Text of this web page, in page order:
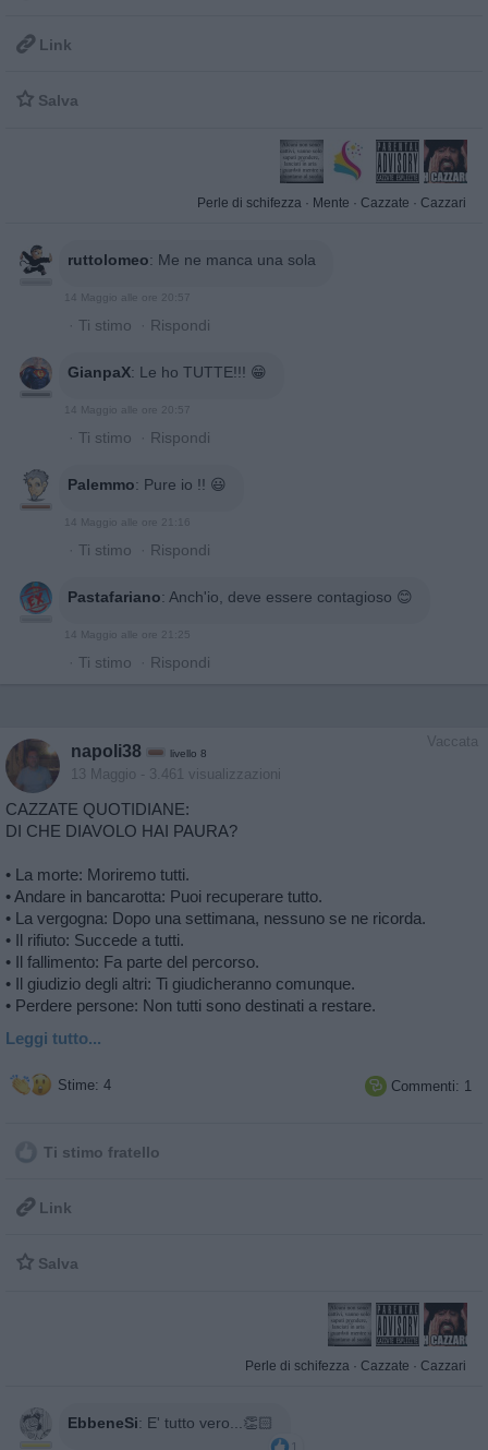
 Link
 Salva
Perle di schifezza · Mente · Cazzate · Cazzari
ruttolomeo: Me ne manca una sola
14 Maggio alle ore 20:57
· Ti stimo · Rispondi
GianpaX: Le ho TUTTE!!! 😁
14 Maggio alle ore 20:57
· Ti stimo · Rispondi
Palemmo: Pure io !! 😃
14 Maggio alle ore 21:16
· Ti stimo · Rispondi
Pastafariano: Anch'io, deve essere contagioso 😊
14 Maggio alle ore 21:25
· Ti stimo · Rispondi
Vaccata
napoli38 livello 8
13 Maggio - 3.461 visualizzazioni
CAZZATE QUOTIDIANE:
DI CHE DIAVOLO HAI PAURA?
• La morte: Moriremo tutti.
• Andare in bancarotta: Puoi recuperare tutto.
• La vergogna: Dopo una settimana, nessuno se ne ricorda.
• Il rifiuto: Succede a tutti.
• Il fallimento: Fa parte del percorso.
• Il giudizio degli altri: Ti giudicheranno comunque.
• Perdere persone: Non tutti sono destinati a restare.
Leggi tutto...
Stime: 4  Commenti: 1
Ti stimo fratello
 Link
 Salva
Perle di schifezza · Cazzate · Cazzari
EbbeneSi: E' tutto vero...👏🏻